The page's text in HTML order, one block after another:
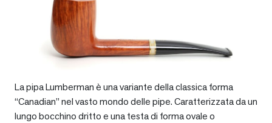
La pipa Lumberman è una variante della classica forma
“Canadian” nel vasto mondo delle pipe. Caratterizzata da un
lungo bocchino dritto e una testa di forma ovale o